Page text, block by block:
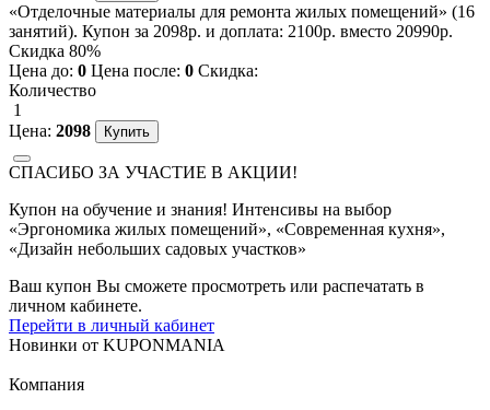
«Отделочные материалы для ремонта жилых помещений» (16
занятий). Купон за 2098р. и доплата: 2100р. вместо 20990р.
Скидка 80%
Цена до: 0 Цена после: 0 Скидка:
Количество
1
Цена: 2098
СПАСИБО ЗА УЧАСТИЕ В АКЦИИ!
Купон на обучение и знания! Интенсивы на выбор
«Эргономика жилых помещений», «Современная кухня»,
«Дизайн небольших садовых участков»
Ваш купон Вы сможете просмотреть или распечатать в
личном кабинете.
Перейти в личный кабинет
Новинки от KUPONMANIA
Компания